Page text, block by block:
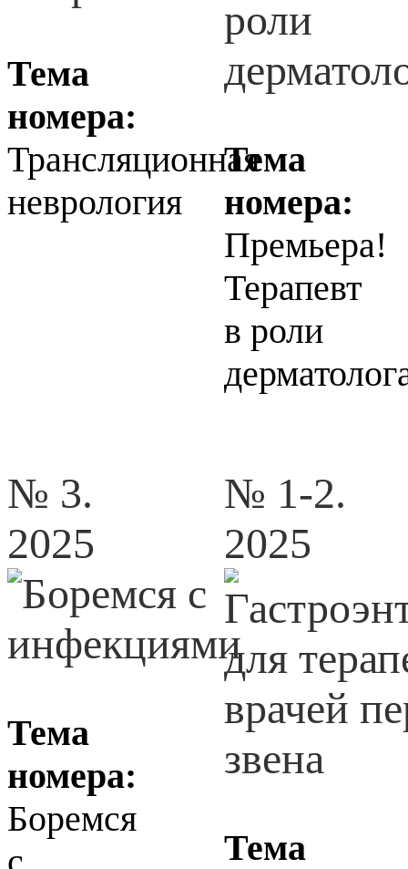
Тема
номера:
Трансляционная
неврология
Тема
номера:
Премьера!
Терапевт
в роли
№ 3.
2025
Тема
номера:
Боремся
№ 1-2.
2025
Тема